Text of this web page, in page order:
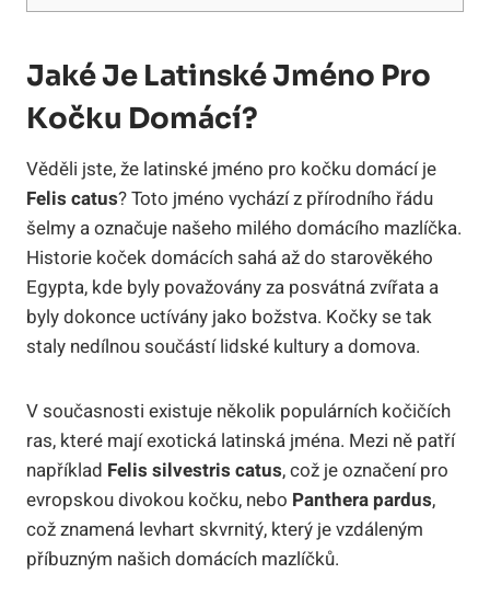
Jaké Je Latinské Jméno Pro
Kočku Domácí?
Věděli jste, že latinské jméno pro kočku domácí je
Felis catus? Toto jméno vychází z přírodního řádu
šelmy a označuje našeho milého domácího mazlíčka.
Historie koček domácích sahá až do starověkého
Egypta, kde byly považovány za posvátná zvířata a
byly dokonce uctívány jako božstva. Kočky se tak
staly nedílnou součástí lidské kultury a domova.
V současnosti existuje několik populárních kočičích
ras, které mají exotická latinská jména. Mezi ně patří
například Felis silvestris catus, což je označení pro
evropskou divokou kočku, nebo Panthera pardus,
což znamená levhart skvrnitý, který je vzdáleným
příbuzným našich domácích mazlíčků.